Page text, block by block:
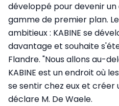
développé pour devenir
gamme de premier plan.
ambitieux : KABINE se
davantage et souhaite
Flandre. "Nous allons au-
KABINE est un endroit où
se sentir chez eux et créer
déclare M. De Waele.